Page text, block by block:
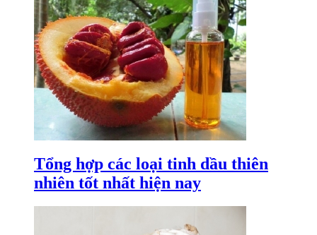
Tổng hợp các loại tinh dầu thiên
nhiên tốt nhất hiện nay